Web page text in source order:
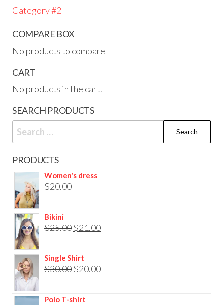
Category #2
COMPARE BOX
No products to compare
CART
No products in the cart.
SEARCH PRODUCTS
Search
for:
PRODUCTS
Women's dress
$20.00
Bikini
$25.00 Original
was:
$25.00.
$21.00Current
$21.00.
Single Shirt
$30.00 Original
was:
$20.00Current
Polo T-shirt